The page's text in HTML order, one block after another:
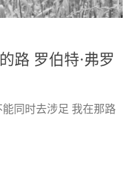
路 罗伯特·弗罗
同时去涉足 我在那路